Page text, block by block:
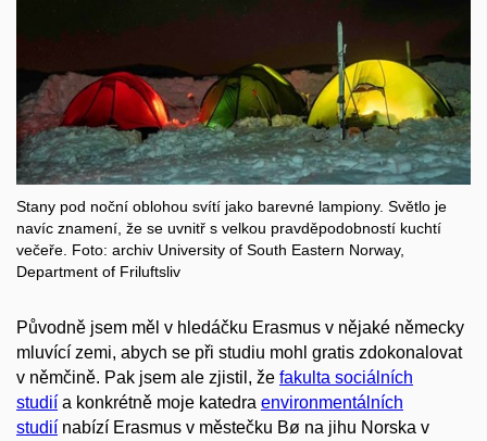
Stany pod noční oblohou svítí jako barevné lampiony. Světlo je
navíc znamení, že se uvnitř s velkou pravděpodobností kuchtí
večeře. Foto: archiv University of South Eastern Norway,
Department of Friluftsliv
Původně jsem měl v hledáčku Erasmus v nějaké německy
mluvící zemi, abych se při studiu mohl gratis zdokonalovat
v němčině. Pak jsem ale zjistil, že fakulta sociálních
studií a konkrétně moje katedra environmentálních
studií nabízí Erasmus v městečku Bø na jihu Norska v